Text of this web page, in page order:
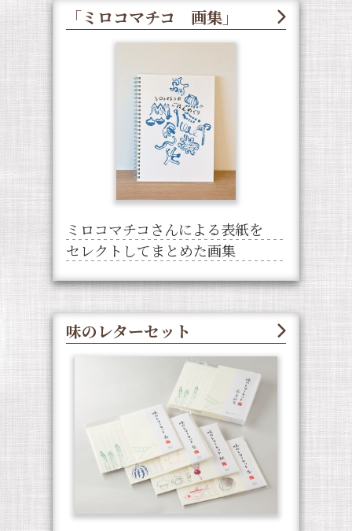
「ミロコマチコ 画集」
ミロコマチコさんによる表紙を
セレクトしてまとめた画集
味のレターセット